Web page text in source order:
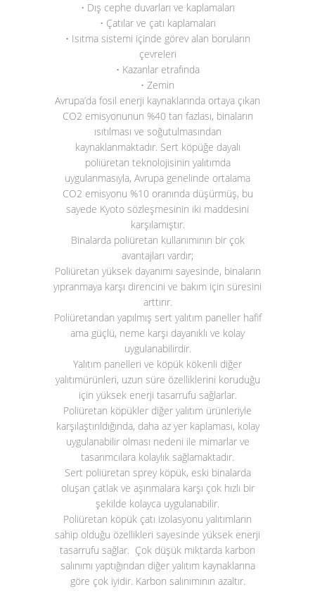
• Dış cephe duvarları ve kaplamaları
• Çatılar ve çatı kaplamaları
• Isıtma sistemi içinde görev alan boruların
çevreleri
• Kazanlar etrafında
• Zemin
Avrupa’da fosil enerji kaynaklarında ortaya çıkan
CO2 emisyonunun %40 tan fazlası, binaların
ısıtılması ve soğutulmasından
kaynaklanmaktadır. Sert köpüğe dayalı
poliüretan teknolojisinin yalıtımda
uygulanmasıyla, Avrupa genelinde ortalama
CO2 emisyonu %10 oranında düşürmüş, bu
sayede Kyoto sözleşmesinin iki maddesini
karşılamıştır.
Binalarda poliüretan kullanımının bir çok
avantajları vardır;
Poliüretan yüksek dayanımı sayesinde, binaların
yıpranmaya karşı direncini ve bakım için süresini
arttırır.
Poliüretandan yapılmış sert yalıtım paneller hafif
ama güçlü, neme karşı dayanıklı ve kolay
uygulanabilirdir.
Yalıtım panelleri ve köpük kökenli diğer
yalıtımürünleri, uzun süre özelliklerini koruduğu
için yüksek enerji tasarrufu sağlarlar.
Poliüretan köpükler diğer yalıtım ürünleriyle
karşılaştırıldığında, daha az yer kaplaması, kolay
uygulanabilir olması nedeni ile mimarlar ve
tasarımcılara kolaylık sağlamaktadır.
Sert poliüretan sprey köpük, eski binalarda
oluşan çatlak ve aşınmalara karşı çok hızlı bir
şekilde kolayca uygulanabilir.
Poliüretan köpük çatı izolasyonu yalıtımların
sahip olduğu özellikleri sayesinde yüksek enerji
tasarrufu sağlar. Çok düşük miktarda karbon
salınımı yaptığından diğer yalıtım kaynaklarına
göre çok iyidir. Karbon salınımının azaltır.